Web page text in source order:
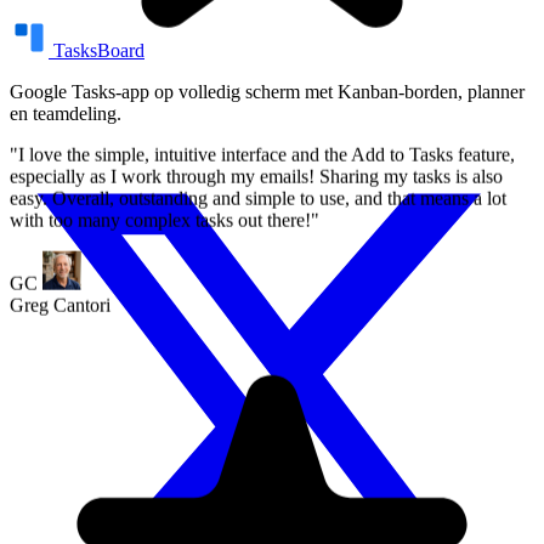
TasksBoard
Google Tasks-app op volledig scherm met Kanban-borden, planner
en teamdeling.